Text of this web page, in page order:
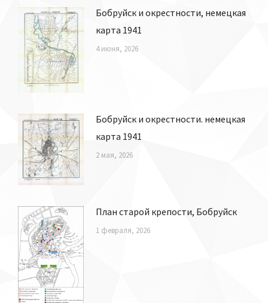
Бобруйск и окрестности, немецкая
карта 1941
4 июня, 2026
Бобруйск и окрестности. немецкая
карта 1941
2 мая, 2026
План старой крепости, Бобруйск
1 февраля, 2026